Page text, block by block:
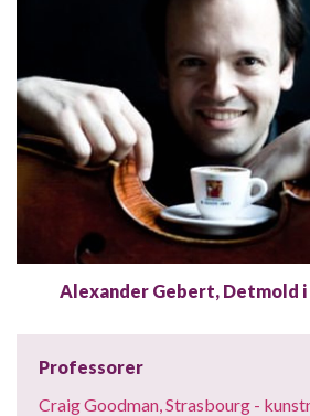
Alexander Gebert, Detmold i
Professorer
Craig Goodman, Strasbourg -